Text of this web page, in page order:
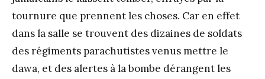
tournure que prennent les choses. Car en effet
dans la salle se trouvent des dizaines de soldats
des régiments parachutistes venus mettre le
dawa, et des alertes à la bombe dérangent les